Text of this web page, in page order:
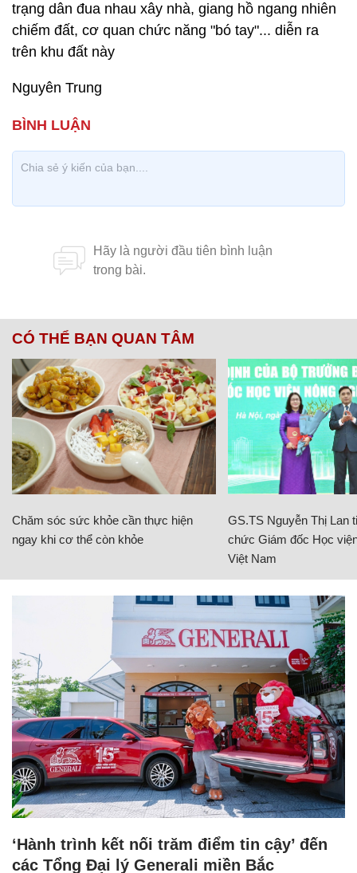
trạng dân đua nhau xây nhà, giang hồ ngang nhiên
chiếm đất, cơ quan chức năng "bó tay"... diễn ra
trên khu đất này
Nguyên Trung
CÓ THỂ BẠN QUAN TÂM
Chăm sóc sức khỏe cần thực hiện
ngay khi cơ thể còn khỏe
GS.TS Nguyễn Thị Lan
chức Giám đốc Học
Việt Nam
‘Hành trình kết nối trăm điểm tin cậy’ đến
các Tổng Đại lý Generali miền Bắc